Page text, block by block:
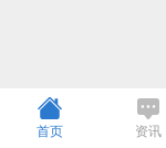
首页 资讯